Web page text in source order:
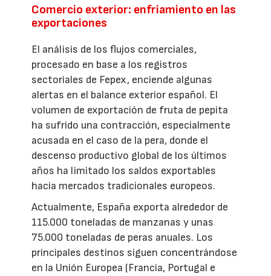
Comercio exterior: enfriamiento en las
exportaciones
El análisis de los flujos comerciales,
procesado en base a los registros
sectoriales de Fepex, enciende algunas
alertas en el balance exterior español. El
volumen de exportación de fruta de pepita
ha sufrido una contracción, especialmente
acusada en el caso de la pera, donde el
descenso productivo global de los últimos
años ha limitado los saldos exportables
hacia mercados tradicionales europeos.
Actualmente, España exporta alrededor de
115.000 toneladas de manzanas y unas
75.000 toneladas de peras anuales. Los
principales destinos siguen concentrándose
en la Unión Europea (Francia, Portugal e